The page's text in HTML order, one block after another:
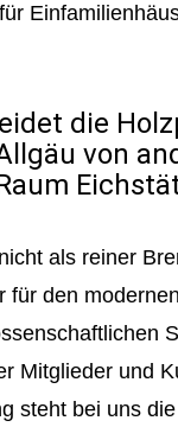
die
von
als reiner
für den
Mitglieder und
steht bei uns die